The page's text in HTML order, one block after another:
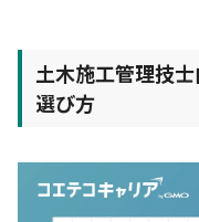
土木施工管理技
選び方